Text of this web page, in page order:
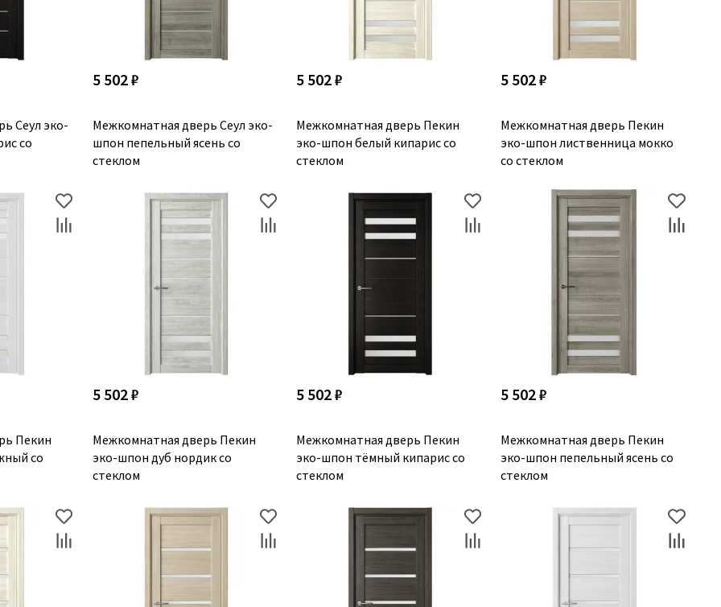
Сеул эко-
со
5 502 ₽
Межкомнатная дверь Сеул эко-
шпон пепельный ясень со
стеклом
5 502 ₽
Межкомнатная дверь Пекин
эко-шпон белый кипарис со
стеклом
5 502 ₽
Межкомнатная дверь Пекин
эко-шпон лиственница мокко
со стеклом
Пекин
со
5 502 ₽
Межкомнатная дверь Пекин
эко-шпон дуб нордик со
стеклом
5 502 ₽
Межкомнатная дверь Пекин
эко-шпон тёмный кипарис со
стеклом
5 502 ₽
Межкомнатная дверь Пекин
эко-шпон пепельный ясень со
стеклом